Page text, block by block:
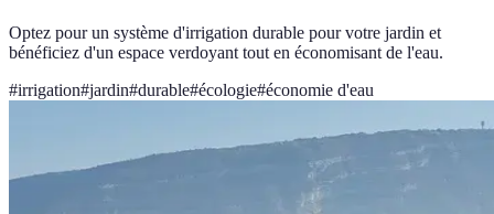
Optez pour un système d'irrigation durable pour votre jardin et
bénéficiez d'un espace verdoyant tout en économisant de l'eau.
#irrigation#jardin#durable#écologie#économie d'eau